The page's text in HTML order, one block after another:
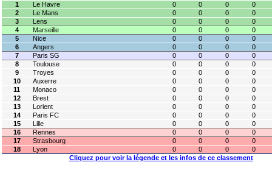
1
Le Havre 0 0 0
0
2
Le Mans 0 0 0
0
3
Lens 0 0 0
0
4
Marseille 0 0 0
0
5
Nice 0 0 0
0
6
Angers 0 0 0
0
7
Paris SG 0 0 0
0
8
Toulouse 0 0 0
0
9
Troyes 0 0 0
0
10
Auxerre 0 0 0
0
11
Monaco 0 0 0
0
12
Brest 0 0 0
0
13
Lorient 0 0 0
0
14
Paris FC 0 0 0
0
15
Lille 0 0 0
0
16
Rennes 0 0 0
0
17
Strasbourg 0 0 0
0
18
Lyon 0 0 0
0
Cliquez pour voir la légende et les infos de ce classement